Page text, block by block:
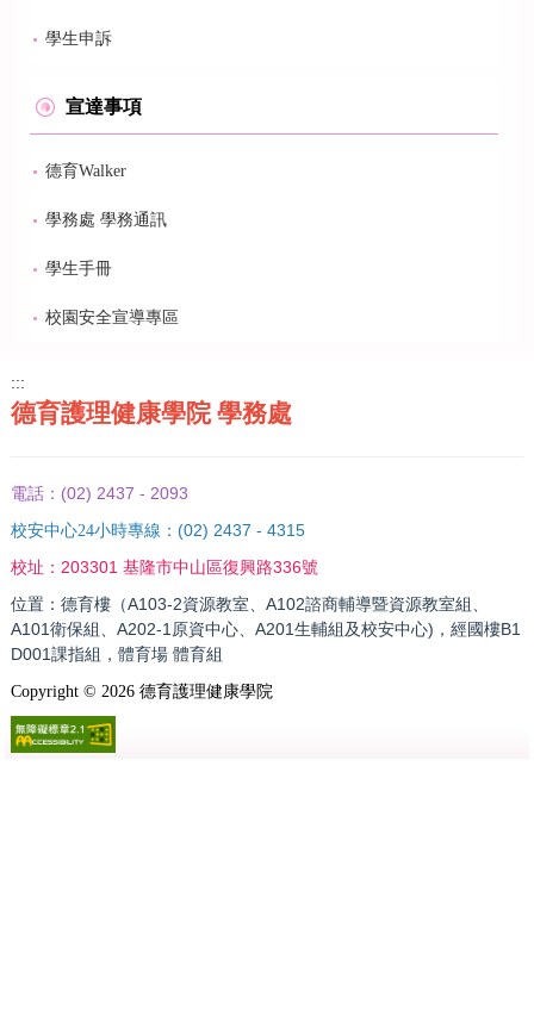
學生申訴
宣達事項
德育Walker
學務處 學務通訊
學生手冊
校園安全宣導專區
:::
德育護理健康學院 學務處
電話： (02) 2437 - 2093
校安中心24小時專線： (02) 2437 - 4315
校址： 203301 基隆市中山區復興路336號
位置：德育樓（A103-2資源教室、A102諮商輔導暨資源教室組、
A101衛保組、A202-1原資中心、A201生輔組及校安中心)，經國樓B1
D001課指組，體育場 體育組
Copyright © 2026德育護理健康學院